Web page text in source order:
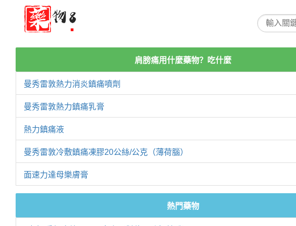
肩膀痛用什麼藥物？吃什麼
曼秀雷敦熱力消炎鎮痛噴劑
曼秀雷敦熱力鎮痛乳膏
熱力鎮痛液
曼秀雷敦冷敷鎮痛凍膠20公絲/公克（薄荷腦）
面速力達母樂膚膏
熱門藥物